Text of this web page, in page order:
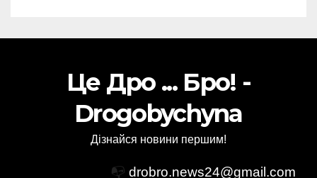
Це Дро ... Бро! -
Drogobychyna
Дізнайся новини першим!
📭 drobro.news24@gmail.com